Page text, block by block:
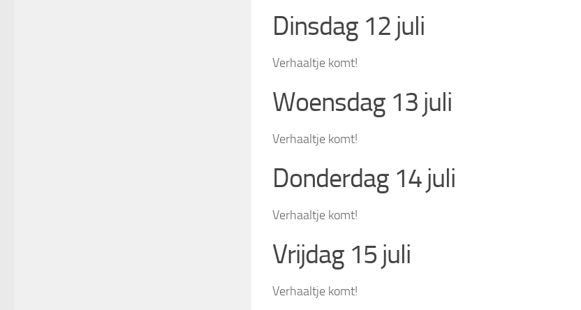
Dinsdag 12 juli
Verhaaltje komt!
Woensdag 13 juli
Verhaaltje komt!
Donderdag 14 juli
Verhaaltje komt!
Vrijdag 15 juli
Verhaaltje komt!